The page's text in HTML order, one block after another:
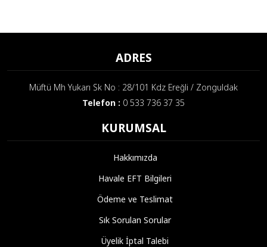
ADRES
Müftü Mh Yukarı Sk No : 28/101 Kdz Ereğli / Zonguldak
Telefon : 0 533 736 37 35
KURUMSAL
Hakkımızda
Havale EFT Bilgileri
Ödeme ve Teslimat
Sık Sorulan Sorular
Üyelik İptal Talebi